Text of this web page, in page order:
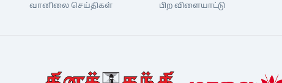
வானிலை செய்திகள்
பிற விளையாட்டு